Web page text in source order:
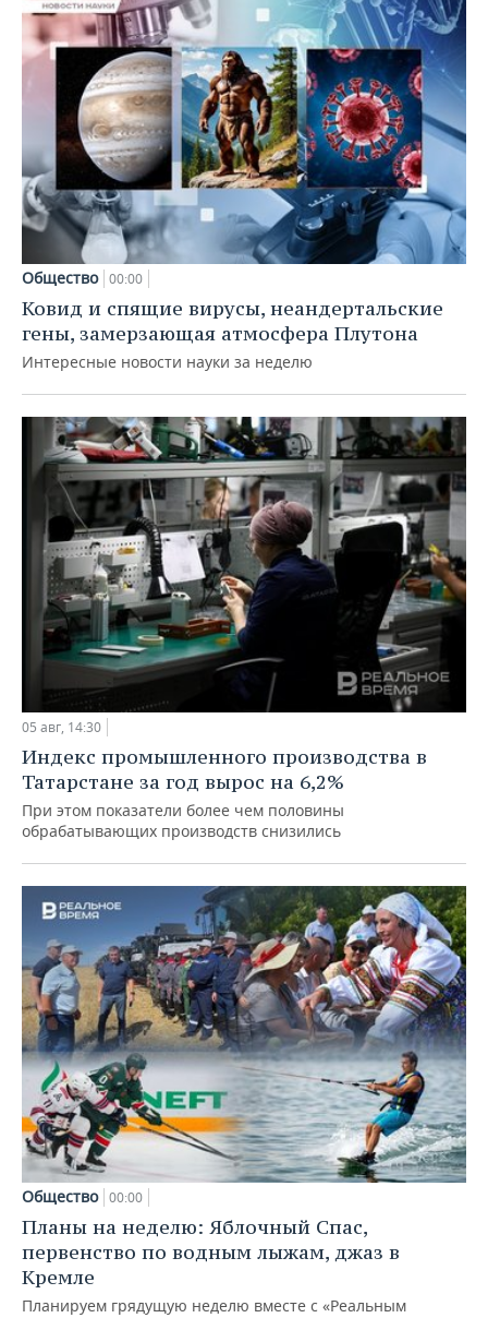
Общество 00:00
Ковид и спящие вирусы, неандертальские
гены, замерзающая атмосфера Плутона
Интересные новости науки за неделю
05 авг, 14:30
Индекс промышленного производства в
Татарстане за год вырос на 6,2%
При этом показатели более чем половины
обрабатывающих производств снизились
Общество 00:00
Планы на неделю: Яблочный Спас,
первенство по водным лыжам, джаз в
Кремле
Планируем грядущую неделю вместе с «Реальным